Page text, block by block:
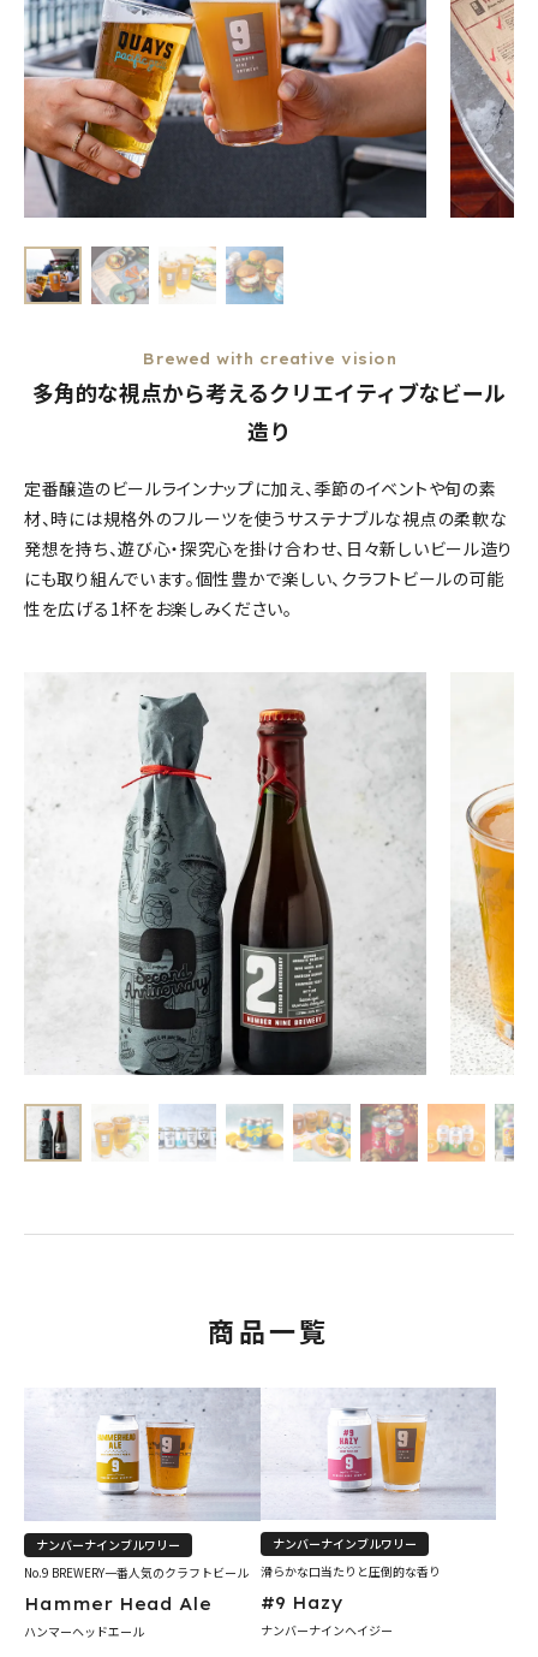
Brewed with creative vision
多角的な視点から考えるクリエイティブなビール
造り
定番醸造のビールラインナップに加え、季節のイベントや旬の素
材、時には規格外のフルーツを使うサステナブルな視点の柔軟な
発想を持ち、遊び心・探究心を掛け合わせ、日々新しいビール造り
にも取り組んでいます。個性豊かで楽しい、クラフトビールの可能
性を広げる1杯をお楽しみください。
商品一覧
ナンバーナインブルワリー
No.9 BREWERY一番人気のクラフトビール
Hammer Head Ale
ハンマーヘッドエール
ナンバーナインブルワリー
滑らかな口当たりと圧倒的な香り
#9 Hazy
ナンバーナインヘイジー